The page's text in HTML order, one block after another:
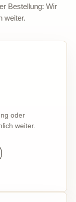
Bestellung: Wir
weiter.
oder
weiter.